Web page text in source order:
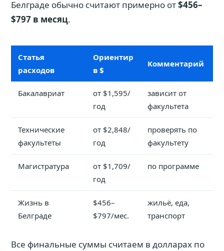
Белграде обычно считают примерно от$456–
$797 в месяц.
Статья
расходов
Ориентир
в $
Комментарий
Бакалавриат
от $1,595/
год
зависит от
факультета
Технические
факультеты
от $2,848/
год
проверять по
факультету
Магистратура
от $1,709/
год
по программе
Жизнь в
Белграде
$456–
$797/мес.
жильё, еда,
транспорт
Все финальные суммы считаем в долларах по